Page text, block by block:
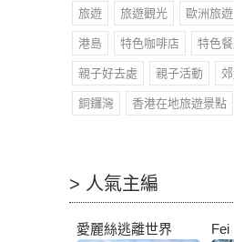
旅遊 旅遊觀光 歐洲旅遊
港島 特色咖啡店 特色
親子好去處 親子活動
銅鑼灣 香港在地旅遊景點
> 人氣主編
愛麗絲逃離世界 Fei